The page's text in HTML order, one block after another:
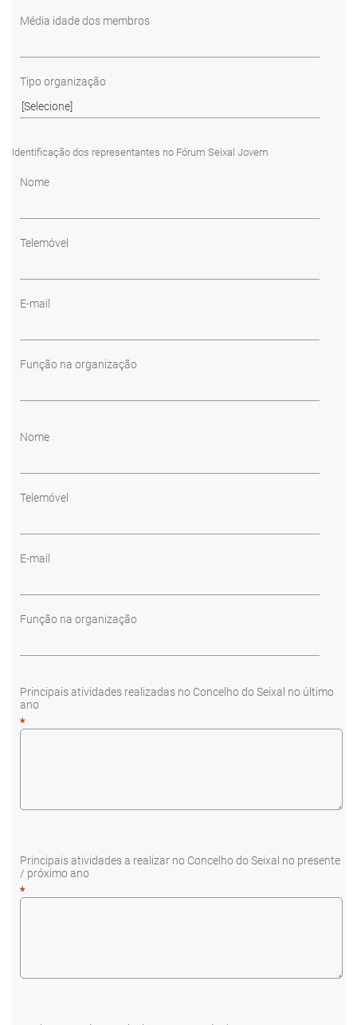
Média idade dos membros
Tipo organização
Identificação dos representantes no Fórum Seixal Jovem
Nome
Telemóvel
E-mail
Função na organização
Nome
Telemóvel
E-mail
Função na organização
Principais atividades realizadas no Concelho do Seixal no último
ano
*
Principais atividades a realizar no Concelho do Seixal no presente
/ próximo ano
*